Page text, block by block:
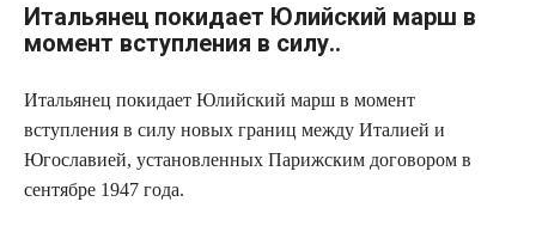
Итальянец покидает Юлийский марш в
момент вступления в силу..
Итальянец покидает Юлийский марш в момент
вступления в силу новых границ между Италией и
Югославией, установленных Парижским договором в
сентябре 1947 года.